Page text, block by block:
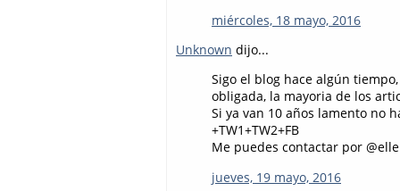
miércoles, 18 mayo, 2016
Unknown dijo...
Sigo el blog hace algún
obligada, la mayoria de los
Si ya van 10 años lamento no
+TW1+TW2+FB
Me puedes contactar por
jueves, 19 mayo, 2016